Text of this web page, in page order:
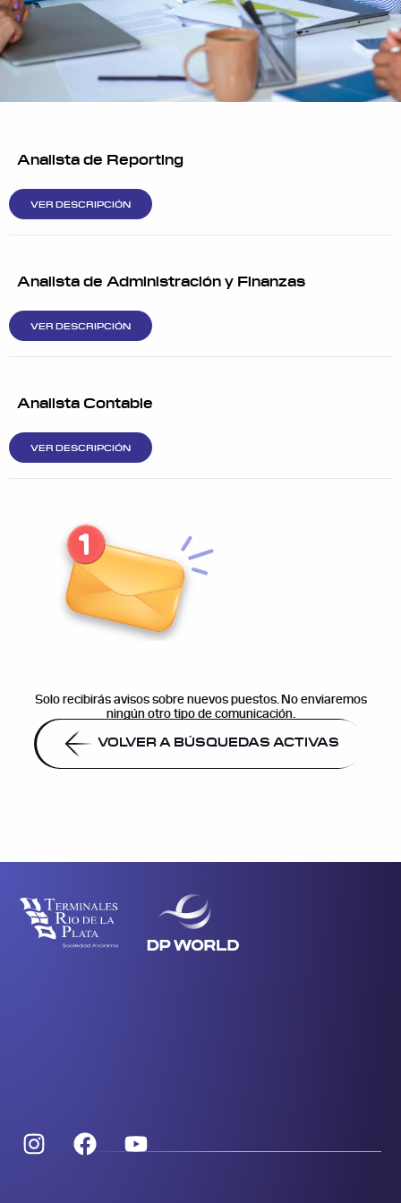
Analista de Reporting
VER DESCRIPCIÓN
Analista de Administración y Finanzas
VER DESCRIPCIÓN
Analista Contable
VER DESCRIPCIÓN
Solo recibirás avisos sobre nuevos puestos. No enviaremos
ningún otro tipo de comunicación.
VOLVER A BÚSQUEDAS ACTIVAS